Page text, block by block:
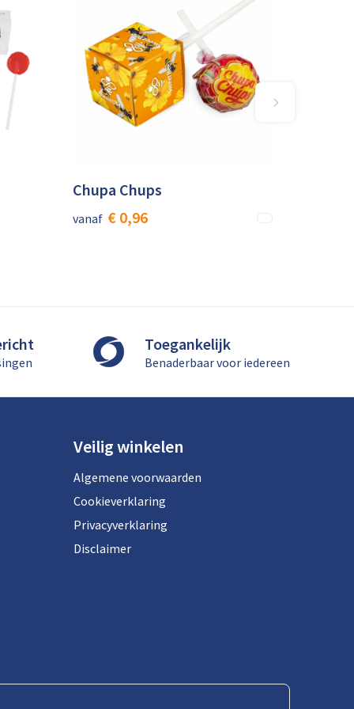
Chupa Chups
vanaf € 0,96
Toegankelijk
Benaderbaar voor iedereen
Veilig winkelen
Algemene voorwaarden
Cookieverklaring
Privacyverklaring
Disclaimer